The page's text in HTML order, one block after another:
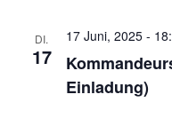
DI.
17
17 Juni, 2025 -
Einladung)